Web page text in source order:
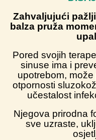
Zahvaljujući
balza pruža
Pored svojih
sinuse ima i
upotrebom,
otpornosti
učestalost
Njegova prirodna
sve uzraste,